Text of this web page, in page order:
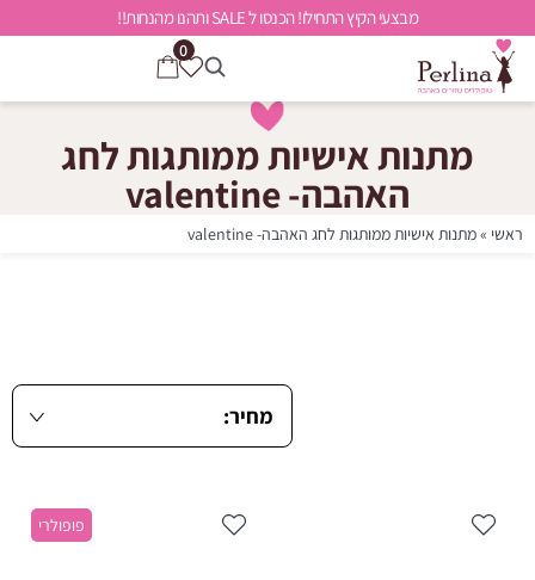
מבצעי הקיץ התחילו! הכנסו ל SALE ותהנו מהנחות!!
0
מתנות אישיות ממותגות לחג
האהבה- valentine
ראשי »מתנות אישיות ממותגות לחג האהבה- valentine
פופולרי